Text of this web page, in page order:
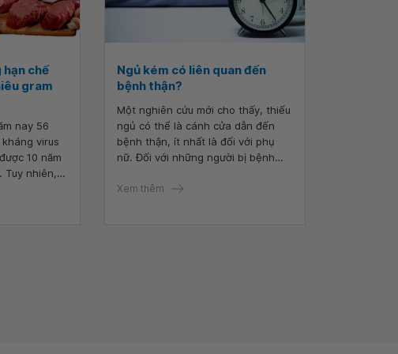
hạn chế
gram
nay 56
virus
10 năm
Tuy nhiên,
creatinin
Ngủ kém có liên quan đến
bệnh thận?
Một nghiên cứu mới cho thấy, thiếu
ngủ có thể là cánh cửa dẫn đến
bệnh thận, ít nhất là đối với phụ
nữ. Đối với những người bị bệnh
làm tăng khả năng bệnh trầm trọng
Xem thêm